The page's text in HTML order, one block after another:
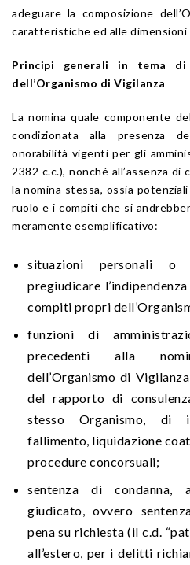
adeguare la composizione
caratteristiche ed alle dimensioni
Principi generali in tema
dell’Organismo di Vigilanza
La nomina quale componente
condizionata alla presenza
onorabilità vigenti per gli
2382 c.c.), nonché all’assenza
la nomina stessa, ossia
ruolo e i compiti che si
meramente esemplificativo:
situazioni personali o
pregiudicare
compiti propri
funzioni di
precedenti alla
dell’Organismo di
del rapporto di
stesso Organismo, di
fallimento, liquidazione
procedure concorsuali;
sentenza di condanna,
giudicato, ovvero
pena su richiesta (il c.d.
all’estero, per i delitti